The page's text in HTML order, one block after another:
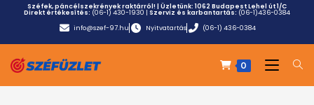
Széfek, páncélszekrények raktárról! | Üzletünk:1062 Budapest Lehel út 1/C
Direkt értékesítés: (06-1) 430-1930 | Szerviz és karbantartás: (06-1)436-0384
info@szef-97.hu
Nyitvatartás (06-1) 436-0384
0